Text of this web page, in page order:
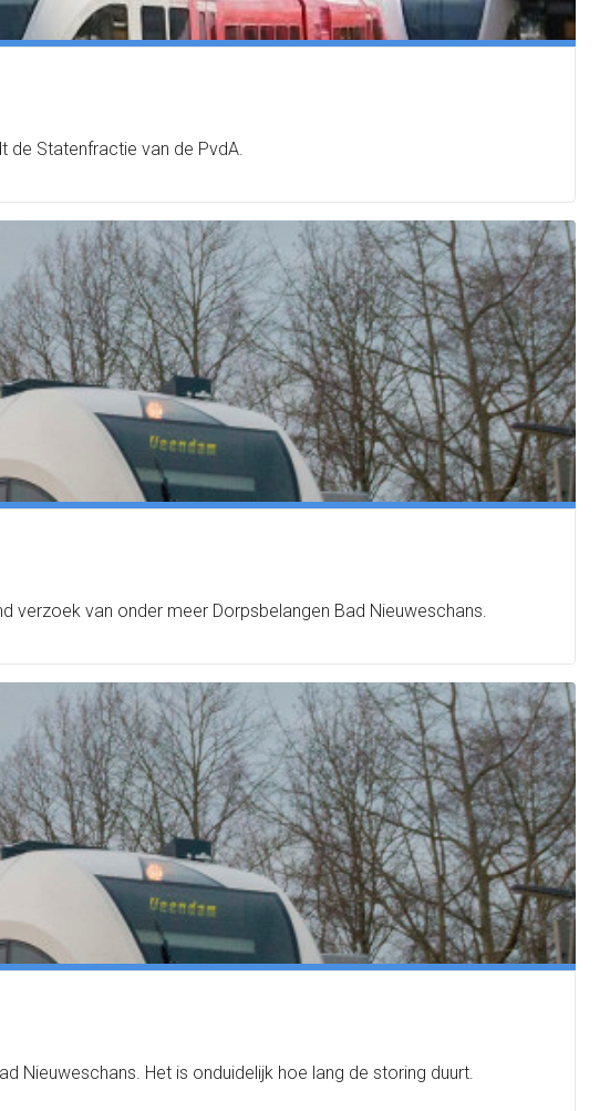
de Statenfractie van de PvdA.
verzoek van onder meer Dorpsbelangen Bad Nieuweschans.
Nieuweschans. Het is onduidelijk hoe lang de storing duurt.